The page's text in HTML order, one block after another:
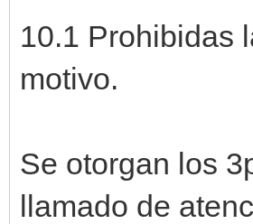
10.1 Prohibidas
motivo.
Se otorgan los
llamado de